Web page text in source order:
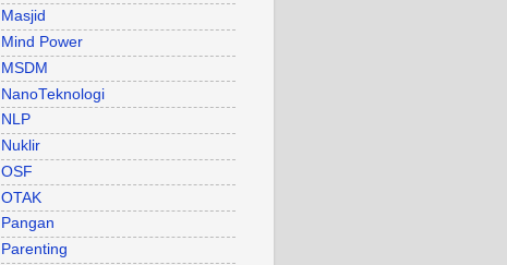
Masjid
Mind Power
MSDM
NanoTeknologi
NLP
Nuklir
OSF
OTAK
Pangan
Parenting